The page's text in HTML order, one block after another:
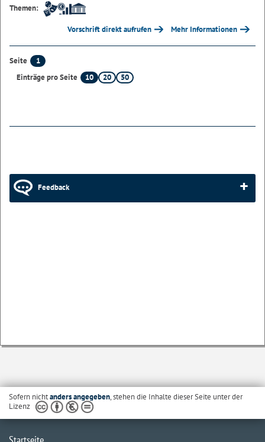
Themen:
Vorschrift direkt aufrufen Mehr Informationen
Seite
1
Einträge pro Seite
10 20 50
Feedback
Sofern nichtanders angegeben, stehen die Inhalte dieser Seite unter der
Lizenz